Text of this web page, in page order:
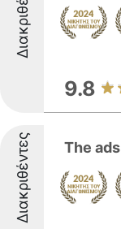
9.8
Διακριθέντες The ads